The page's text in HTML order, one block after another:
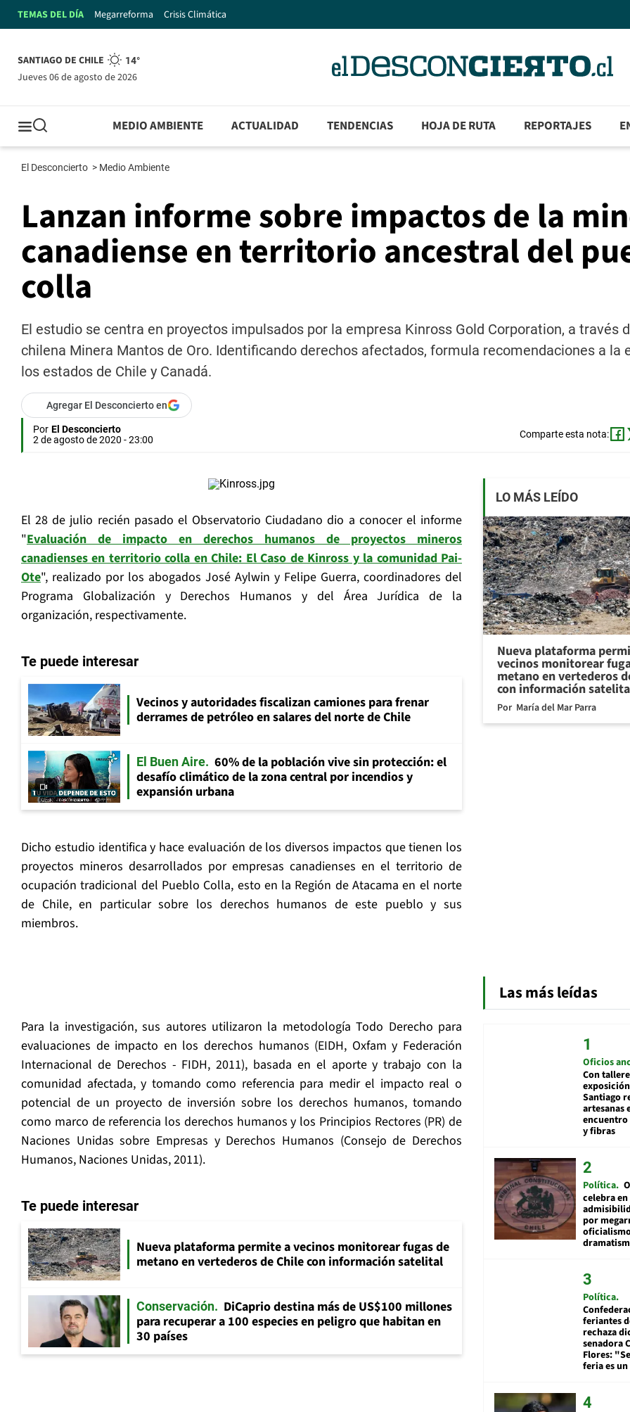
TEMAS DEL DÍA Megarreforma Crisis Climática
SANTIAGO DE CHILE 14°
jueves 06 de agosto de 2026
MEDIO AMBIENTE ACTUALIDAD TENDENCIAS HOJA DE RUTA REPORTAJES
El Desconcierto > Medio Ambiente
Lanzan informe sobre impactos de la
canadiense en territorio ancestral del
colla
El estudio se centra en proyectos impulsados por la empresa Kinross Gold Corporation, a través
chilena Minera Mantos de Oro. Identificando derechos afectados, formula recomendaciones a la
los estados de Chile y Canadá.
Agregar El Desconcierto en
Por El Desconcierto
2 de agosto de 2020 - 23:00
Comparte esta nota:
El 28 de julio recién pasado el Observatorio Ciudadano dio a conocer el informe
"Evaluación de impacto en derechos humanos de proyectos mineros
canadienses en territorio colla en Chile: El Caso de Kinross y la comunidad Pai-
Ote", realizado por los abogados José Aylwin y Felipe Guerra, coordinadores del
Programa Globalización y Derechos Humanos y del Área Jurídica de la
organización, respectivamente.
Te puede interesar
Vecinos y autoridades fiscalizan camiones para frenar
derrames de petróleo en salares del norte de Chile
El Buen Aire
60% de la población vive sin protección: el
desafío climático de la zona central por incendios y
expansión urbana
Dicho estudio identifica y hace evaluación de los diversos impactos que tienen los
proyectos mineros desarrollados por empresas canadienses en el territorio de
ocupación tradicional del Pueblo Colla, esto en la Región de Atacama en el norte
de Chile, en particular sobre los derechos humanos de este pueblo y sus
miembros.
Para la investigación, sus autores utilizaron la metodología Todo Derecho para
evaluaciones de impacto en los derechos humanos (EIDH, Oxfam y Federación
Internacional de Derechos - FIDH, 2011), basada en el aporte y trabajo con la
comunidad afectada, y tomando como referencia para medir el impacto real o
potencial de un proyecto de inversión sobre los derechos humanos, tomando
como marco de referencia los derechos humanos y los Principios Rectores (PR) de
Naciones Unidas sobre Empresas y Derechos Humanos (Consejo de Derechos
Humanos, Naciones Unidas, 2011).
Te puede interesar
Nueva plataforma permite a vecinos monitorear fugas de
metano en vertederos de Chile con información satelital
Conservación
DiCaprio destina más de US$100 millones
para recuperar a 100 especies en peligro que habitan en
30 países
LO MÁS LEÍDO
Nueva plataforma
vecinos monitorear
metano en vertederos
con información
Por María del Mar Parra
Las más leídas
Oficios
Con
Santiago
artesanas
encuentro
y fibras
Política
celebra
por
Política
feriantes
rechaza
senadora
Flores:
feria es